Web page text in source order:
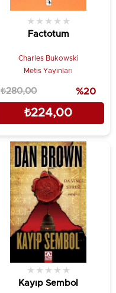
Factotum
★ ★ ★ ★ ★
Charles Bukowski
Metis Yayınları
₺224,00
₺280,00 %20
Kayıp Sembol
★ ★ ★ ★ ★